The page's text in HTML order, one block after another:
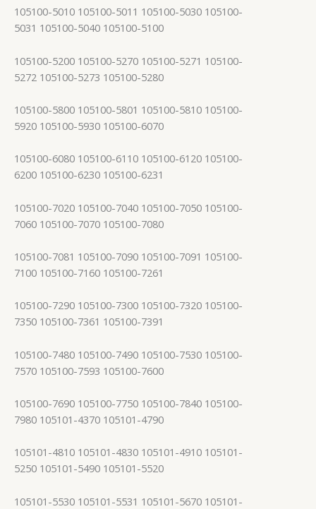
105100-5010 105100-5011 105100-5030 105100-
5031 105100-5040 105100-5100
105100-5200 105100-5270 105100-5271 105100-
5272 105100-5273 105100-5280
105100-5800 105100-5801 105100-5810 105100-
5920 105100-5930 105100-6070
105100-6080 105100-6110 105100-6120 105100-
6200 105100-6230 105100-6231
105100-7020 105100-7040 105100-7050 105100-
7060 105100-7070 105100-7080
105100-7081 105100-7090 105100-7091 105100-
7100 105100-7160 105100-7261
105100-7290 105100-7300 105100-7320 105100-
7350 105100-7361 105100-7391
105100-7480 105100-7490 105100-7530 105100-
7570 105100-7593 105100-7600
105100-7690 105100-7750 105100-7840 105100-
7980 105101-4370 105101-4790
105101-4810 105101-4830 105101-4910 105101-
5250 105101-5490 105101-5520
105101-5530 105101-5531 105101-5670 105101-